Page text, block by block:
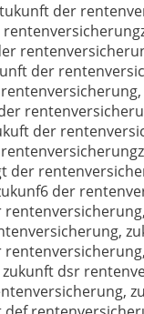
der
der
der
der
dsr